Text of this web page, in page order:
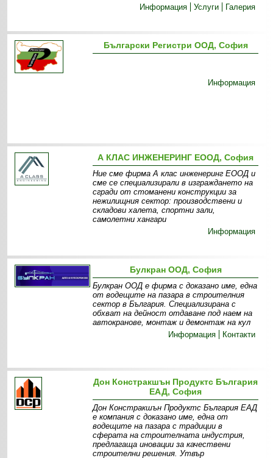
Информация
Услуги Галерия
Български Регистри ООД, София
Информация
А КЛАС ИНЖЕНЕРИНГ ЕООД, София
Ние сме фирма А клас инженеринг ЕООД и
сме се специализирали в изграждането на
сгради от стоманени конструкции за
нежилищния сектор: производствени и
складови халета, спортни зали,
самолетни хангари
Информация
Булкран ООД, София
Булкран ООД е фирма с доказано име, една
от водещите на пазара в строителния
сектор в България. Специализирана с
обхват на дейност отдаване под наем на
автокранове, монтаж и демонтаж на кул
Информация
Контакти
Дон Констракшън Продуктс България
ЕАД, София
Дон Констракшън Продуктс България ЕАД
е компания с доказано име, една от
водещите на пазара с традиции в
сферата на строителната индустрия,
предлагаща иновации за качествени
строителни решения. Утвър